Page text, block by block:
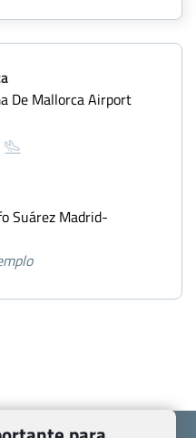
De Mallorca Airport
Suárez Madrid-